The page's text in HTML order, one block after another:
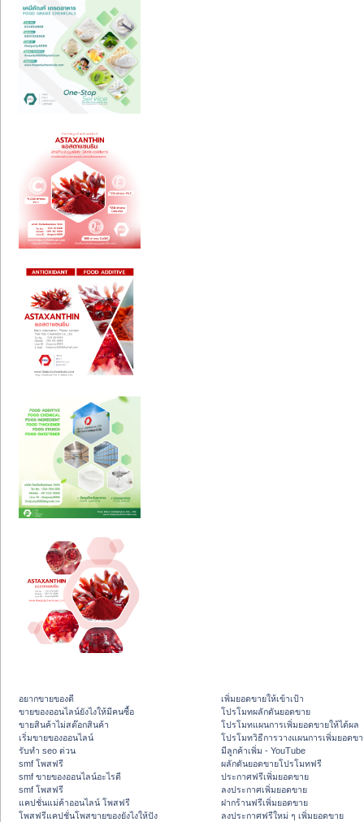
อยากขายของดี
ขายของออนไลน์ยังไงให้มีคนซื้อ
ขายสินค้าไม่สต๊อกสินค้า
เริ่มขายของออนไลน์
รับทำ seo ด่วน
smf โพสฟรี
smf ขายของออนไลน์อะไรดี
smf โพสฟรี
แคปชั่นแม่ค้าออนไลน์ โพสฟรี
โพสฟรีแคปชั่นโพสขายของยังไงให้ปัง
เพิ่มยอดขายให้เข้าเป้า
โปรโมทผลักดันยอดขาย
โปรโมทแผนการเพิ่มยอดขายให้ได้ผล
โปรโมทวิธีการวางแผนการเพิ่มยอดข
มีลูกค้าเพิ่ม - YouTube
ผลักดันยอดขายโปรโมทฟรี
ประกาศฟรีเพิ่มยอดขาย
ลงประกาศเพิ่มยอดขาย
ฝากร้านฟรีเพิ่มยอดขาย
ลงประกาศฟรีใหม่ ๆ เพิ่มยอดขาย